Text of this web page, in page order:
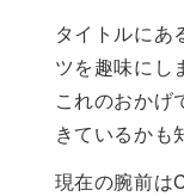
タイトルにあ
ツを趣味にし
これのおかげ
きているかも
現在の腕前は